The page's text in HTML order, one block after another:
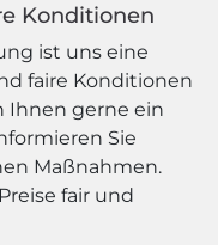
Konditionen
ist uns eine
faire Konditionen
Ihnen gerne ein
Sie
Maßnahmen.
fair und